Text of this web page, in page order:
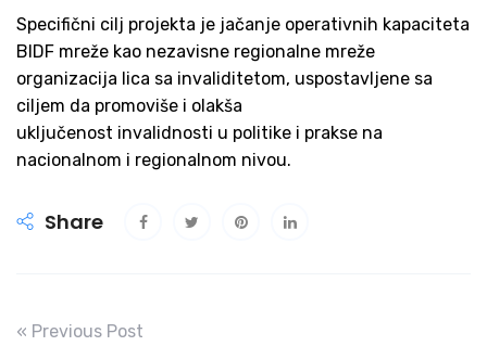
Specifični cilj projekta je jačanje operativnih kapaciteta
BIDF mreže kao nezavisne regionalne mreže
organizacija lica sa invaliditetom, uspostavljene sa
ciljem da promoviše i olakša
uključenost invalidnosti u politike i prakse na
nacionalnom i regionalnom nivou.
Share
« Previous Post